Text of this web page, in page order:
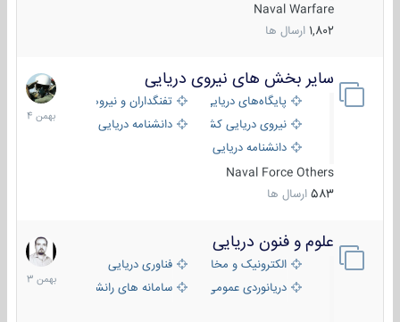
Naval Warfare
1,802 ارسال ها
سایر بخش های نیروی دریایی
پایگاه‌های دریایی
تفنگداران و نیروهای ویژه‌ی دریایی
نیروی دریایی کشورهای مختلفدانشنامه دریایی
دانشنامه دریایی کپی
Naval Force Others
583 ارسال ها
22
بهمن
1404
علوم و فنون دریایی
الکترونیک و مخابرات دریاییفناوری دریایی
دریانوردی عمومی
سامانه های رانشی دریایی
6
بهمن
1403